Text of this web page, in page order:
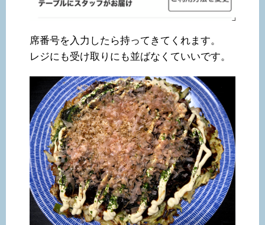
席番号を入力したら持ってきてくれます。
レジにも受け取りにも並ばなくていいです。